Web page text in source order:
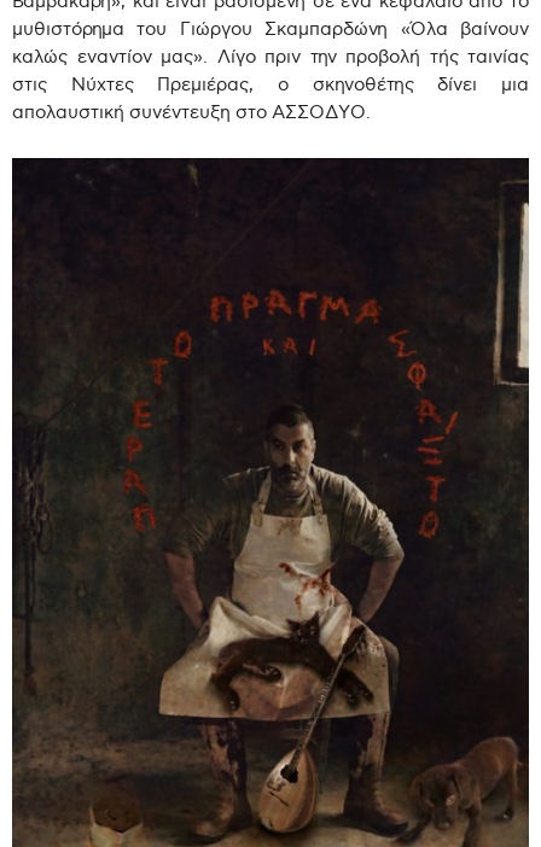
μυθιστόρημα του Γιώργου Σκαμπαρδώνη «Όλα βαίνουν
καλώς εναντίον μας». Λίγο πριν την προβολή τής ταινίας
στις Νύχτες Πρεμιέρας, ο σκηνοθέτης δίνει μια
απολαυστική συνέντευξη στο ΑΣΣΟΔΥΟ.